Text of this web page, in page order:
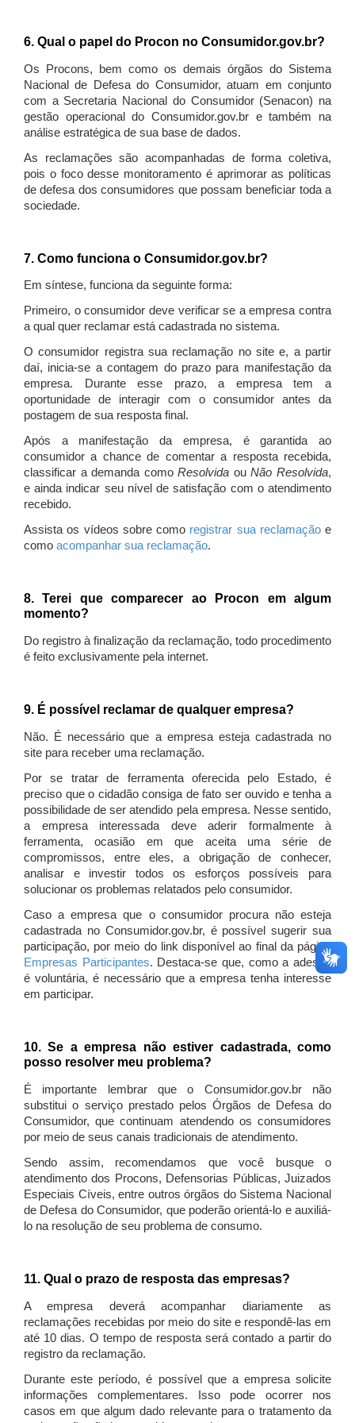
6. Qual o papel do Procon no Consumidor.gov.br?
Os Procons, bem como os demais órgãos do Sistema
Nacional de Defesa do Consumidor, atuam em conjunto
com a Secretaria Nacional do Consumidor (Senacon) na
gestão operacional do Consumidor.gov.br e também na
análise estratégica de sua base de dados.
As reclamações são acompanhadas de forma coletiva,
pois o foco desse monitoramento é aprimorar as políticas
de defesa dos consumidores que possam beneficiar toda a
sociedade.
7. Como funciona o Consumidor.gov.br?
Em síntese, funciona da seguinte forma:
Primeiro, o consumidor deve verificar se a empresa contra
a qual quer reclamar está cadastrada no sistema.
O consumidor registra sua reclamação no site e, a partir
daí, inicia-se a contagem do prazo para manifestação da
empresa. Durante esse prazo, a empresa tem a
oportunidade de interagir com o consumidor antes da
postagem de sua resposta final.
Após a manifestação da empresa, é garantida ao
consumidor a chance de comentar a resposta recebida,
classificar a demanda comoResolvida ouNão Resolvida,
e ainda indicar seu nível de satisfação com o atendimento
recebido.
Assista os vídeos sobre como registrar sua reclamaçãoe
como acompanhar sua reclamação.
8. Terei que comparecer ao Procon em algum
momento?
Do registro à finalização da reclamação, todo procedimento
é feito exclusivamente pela internet.
9. É possível reclamar de qualquer empresa?
Não. É necessário que a empresa esteja cadastrada no
site para receber uma reclamação.
Por se tratar de ferramenta oferecida pelo Estado, é
preciso que o cidadão consiga de fato ser ouvido e tenha a
possibilidade de ser atendido pela empresa. Nesse sentido,
a empresa interessada deve aderir formalmente à
ferramenta, ocasião em que aceita uma série de
compromissos, entre eles, a obrigação de conhecer,
analisar e investir todos os esforços possíveis para
solucionar os problemas relatados pelo consumidor.
Caso a empresa que o consumidor procura não esteja
cadastrada no Consumidor.gov.br, é possível sugerir sua
participação, por meio do link disponível ao final da página
Empresas Participantes. Destaca-se que, como a adesão
é voluntária, é necessário que a empresa tenha interesse
em participar.
10. Se a empresa não estiver cadastrada, como
posso resolver meu problema?
É importante lembrar que o Consumidor.gov.br não
substitui o serviço prestado pelos Órgãos de Defesa do
Consumidor, que continuam atendendo os consumidores
por meio de seus canais tradicionais de atendimento.
Sendo assim, recomendamos que você busque o
atendimento dos Procons, Defensorias Públicas, Juizados
Especiais Cíveis, entre outros órgãos do Sistema Nacional
de Defesa do Consumidor, que poderão orientá-lo e auxiliá-
lo na resolução de seu problema de consumo.
11. Qual o prazo de resposta das empresas?
A empresa deverá acompanhar diariamente as
reclamações recebidas por meio do site e respondê-las em
até 10 dias. O tempo de resposta será contado a partir do
registro da reclamação.
Durante este período, é possível que a empresa solicite
informações complementares. Isso pode ocorrer nos
casos em que algum dado relevante para o tratamento da